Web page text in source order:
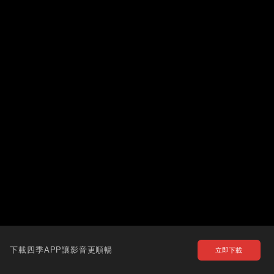
下載四季APP讓影音更順暢 立即下載